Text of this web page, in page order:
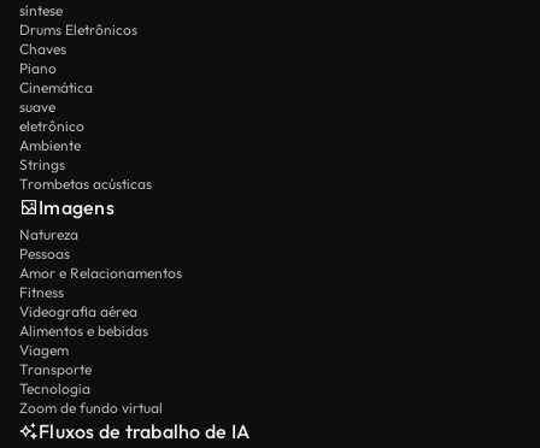
síntese
Drums Eletrônicos
Chaves
Piano
Cinemática
suave
eletrônico
Ambiente
Strings
Trombetas acústicas
Imagens
Natureza
Pessoas
Amor e Relacionamentos
Fitness
Videografia aérea
Alimentos e bebidas
Viagem
Transporte
Tecnologia
Zoom de fundo virtual
Fluxos de trabalho de IA